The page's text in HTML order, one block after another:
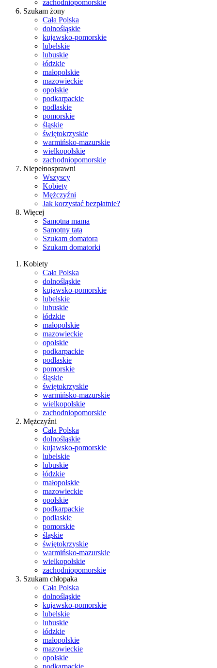
zachodniopomorskie
Szukam żony
Cała Polska
dolnośląskie
kujawsko-pomorskie
lubelskie
lubuskie
łódzkie
małopolskie
mazowieckie
opolskie
podkarpackie
podlaskie
pomorskie
śląskie
świętokrzyskie
warmińsko-mazurskie
wielkopolskie
zachodniopomorskie
Niepełnosprawni
Wszyscy
Kobiety
Mężczyźni
Jak korzystać bezpłatnie?
Więcej
Samotna mama
Samotny tata
Szukam domatora
Szukam domatorki
Kobiety
Cała Polska
dolnośląskie
kujawsko-pomorskie
lubelskie
lubuskie
łódzkie
małopolskie
mazowieckie
opolskie
podkarpackie
podlaskie
pomorskie
śląskie
świętokrzyskie
warmińsko-mazurskie
wielkopolskie
zachodniopomorskie
Mężczyźni
Cała Polska
dolnośląskie
kujawsko-pomorskie
lubelskie
lubuskie
łódzkie
małopolskie
mazowieckie
opolskie
podkarpackie
podlaskie
pomorskie
śląskie
świętokrzyskie
warmińsko-mazurskie
wielkopolskie
zachodniopomorskie
Szukam chłopaka
Cała Polska
dolnośląskie
kujawsko-pomorskie
lubelskie
lubuskie
łódzkie
małopolskie
mazowieckie
opolskie
podkarpackie